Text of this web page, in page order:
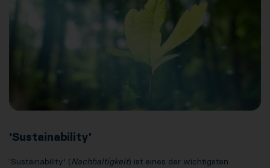
'Sustainability'
'Sustainability‘ (Nachhaltigkeit) ist eines der wichtigsten